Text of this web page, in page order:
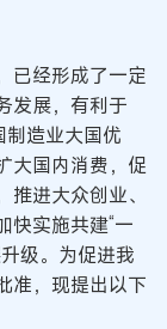
经形成了一定
发展，有利于
制造业大国优
大国内消费，促
进大众创业、
快实施共建“一
级。为促进我
准，现提出以下